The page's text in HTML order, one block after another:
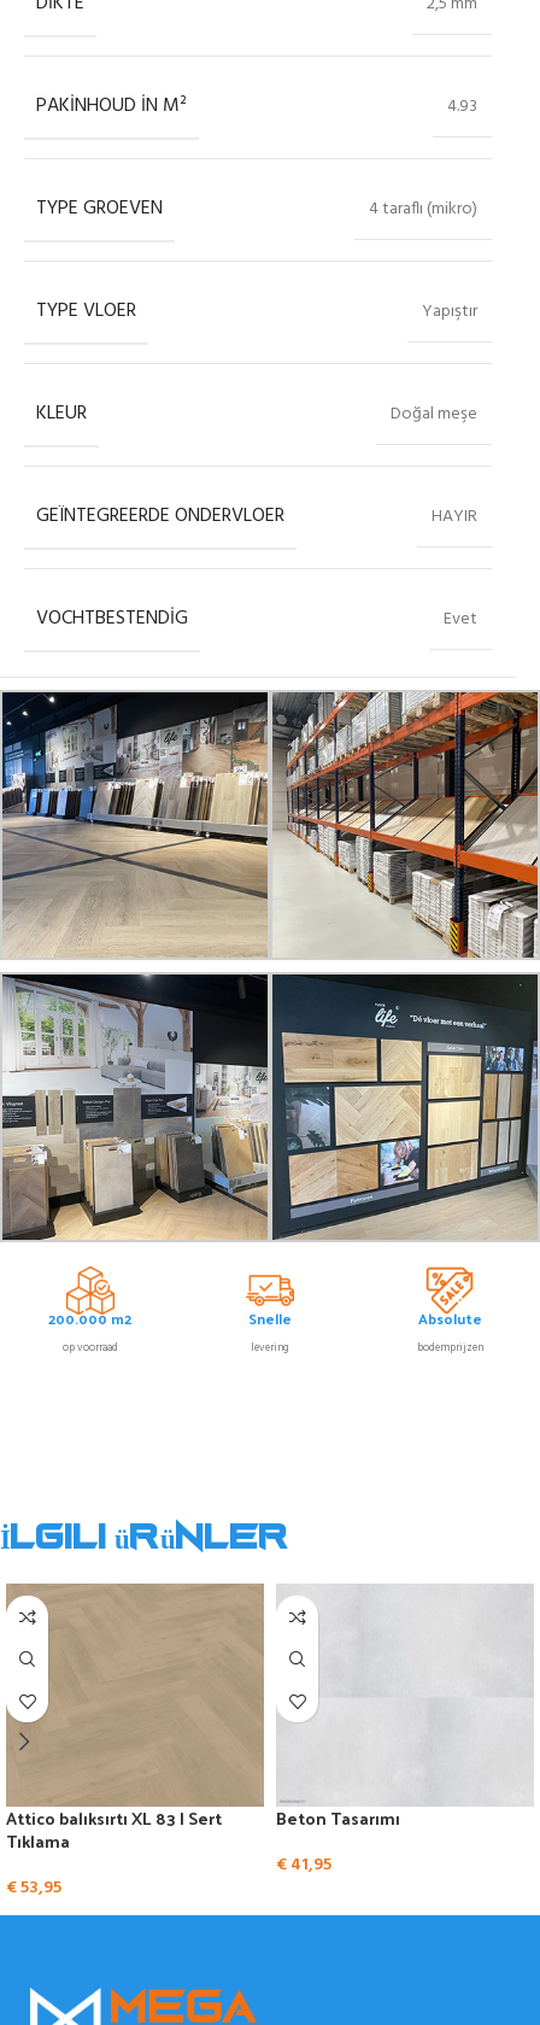
PAKINHOUD IN M² 4.93
TYPE GROEVEN 4 taraflı (mikro)
TYPE VLOER Yapıştır
KLEUR Doğal meşe
GEÏNTEGREERDE ONDERVLOER HAYIR
VOCHTBESTENDIG Evet
200.000 m2
op voorraad
Snelle
levering
Absolute
bodemprijzen
İlgili ürünler
Attico balıksırtı XL 83 | Sert
Tıklama
€53,95
Beton Tasarımı
€41,95